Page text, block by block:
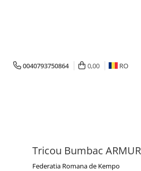
0040793750864 0,00 RO
Tricou Bumbac
Federatia Romana de Kempo